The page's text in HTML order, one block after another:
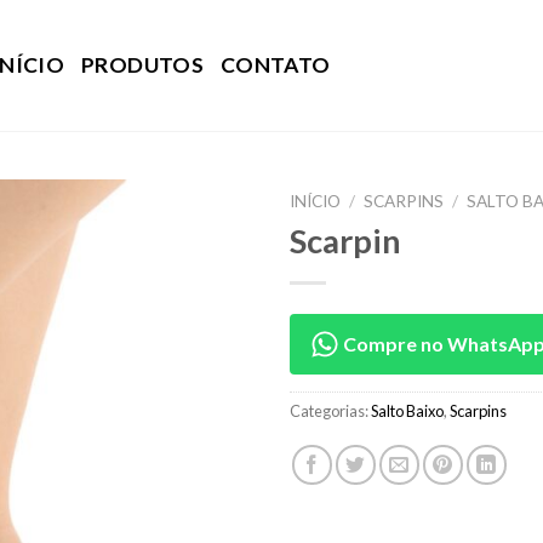
PRODUTOS CONTATO
INÍCIO / SCARPINS / SALTO
Scarpin
Compre no WhatsApp
Categorias:Salto Baixo,Scarpins